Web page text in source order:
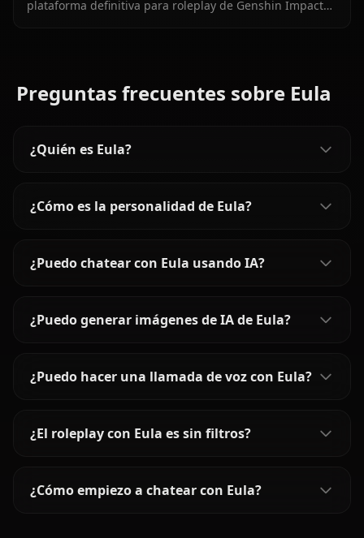
plataforma definitiva para roleplay de Genshin Impact
Preguntas frecuentes sobre Eula
¿Quién es Eula?
¿Cómo es la personalidad de Eula?
¿Puedo chatear con Eula usando IA?
¿Puedo generar imágenes de IA de Eula?
¿Puedo hacer una llamada de voz con Eula?
¿El roleplay con Eula es sin filtros?
¿Cómo empiezo a chatear con Eula?